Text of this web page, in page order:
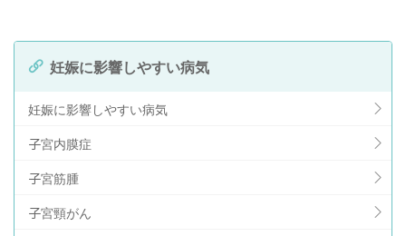
妊娠に影響しやすい病気
妊娠に影響しやすい病気
子宮内膜症
子宮筋腫
子宮頸がん